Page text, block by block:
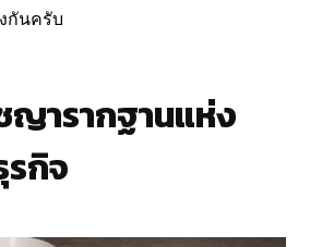
กันครับ
ญารากฐานแห่ง
รกิจ